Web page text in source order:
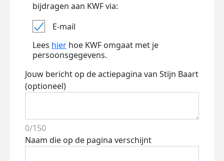
bijdragen aan KWF via:
E-mail
Lees hier hoe KWF omgaat met je
persoonsgegevens.
Jouw bericht op de actiepagina van Stijn Baart
(optioneel)
0/150
Naam die op de pagina verschijnt